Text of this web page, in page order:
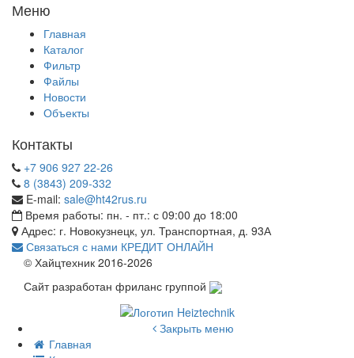
Меню
Главная
Каталог
Фильтр
Файлы
Новости
Объекты
Контакты
+7 906 927 22-26
8 (3843) 209-332
E-mail: sale@ht42rus.ru
Время работы: пн. - пт.: с 09:00 до 18:00
Адрес: г. Новокузнецк, ул. Транспортная, д. 93А
Связаться с нами КРЕДИТ ОНЛАЙН
© Хайцтехник 2016-2026
Сайт разработан фриланс группой
Закрыть меню
Главная